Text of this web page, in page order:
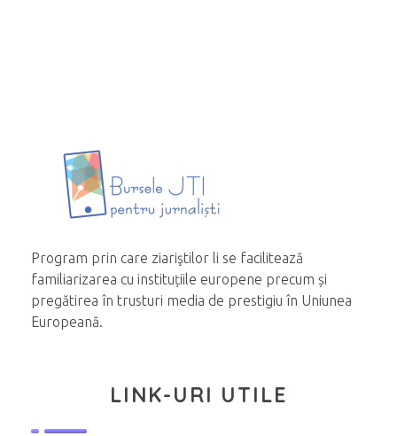
Program prin care ziariştilor li se facilitează
familiarizarea cu instituțiile europene precum și
pregătirea în trusturi media de prestigiu în Uniunea
Europeană.
LINK-URI UTILE